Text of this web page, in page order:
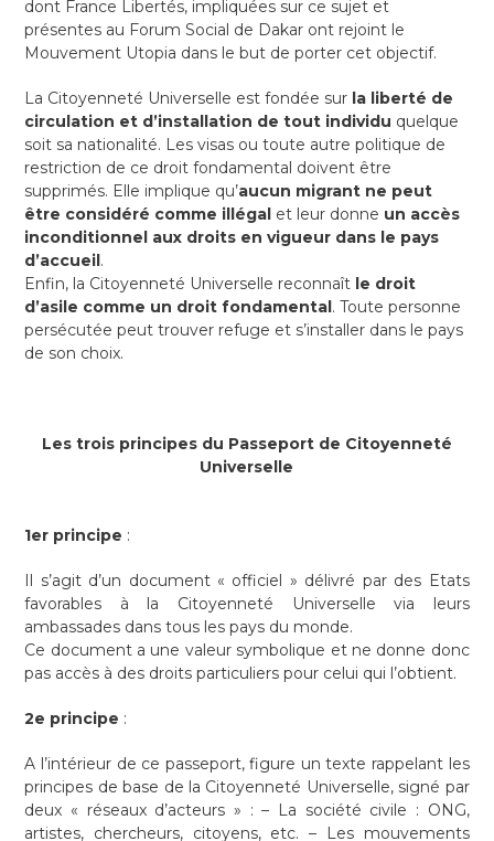
dont France Libertés, impliquées sur ce sujet et
présentes au Forum Social de Dakar ont rejoint le
Mouvement Utopia dans le but de porter cet objectif.
La Citoyenneté Universelle est fondée sur la liberté de
circulation et d’installation de tout individu quelque
soit sa nationalité. Les visas ou toute autre politique de
restriction de ce droit fondamental doivent être
supprimés. Elle implique qu’aucun migrant ne peut
être considéré comme illégal et leur donne un accès
inconditionnel aux droits en vigueur dans le pays
d’accueil.
Enfin, la Citoyenneté Universelle reconnaît le droit
d’asile comme un droit fondamental. Toute personne
persécutée peut trouver refuge et s’installer dans le pays
de son choix.
Les trois principes du Passeport de Citoyenneté
Universelle
1er principe :
Il s’agit d’un document « officiel » délivré par des Etats
favorables à la Citoyenneté Universelle via leurs
ambassades dans tous les pays du monde.
Ce document a une valeur symbolique et ne donne donc
pas accès à des droits particuliers pour celui qui l’obtient.
2e principe :
A l’intérieur de ce passeport, figure un texte rappelant les
principes de base de la Citoyenneté Universelle, signé par
deux « réseaux d’acteurs » : – La société civile : ONG,
artistes, chercheurs, citoyens, etc. – Les mouvements